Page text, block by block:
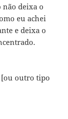
não deixa o
eu achei
e deixa o
[ou outro tipo